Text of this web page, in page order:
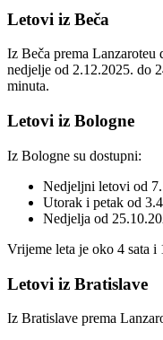
Letovi iz Beča
Iz Beča prema Lanzaroteu
nedjelje od 2.12.2025. do
minuta.
Letovi iz Bologne
Iz Bologne su dostupni:
Nedjeljni letovi od
Utorak i petak od
Nedjelja od
Vrijeme leta je oko 4 sata i
Letovi iz Bratislave
Iz Bratislave prema